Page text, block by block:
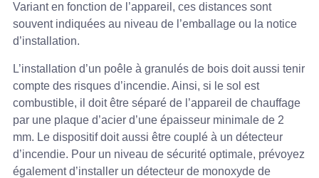
Variant en fonction de l’appareil, ces distances sont
souvent indiquées au niveau de l’emballage ou la notice
d’installation.
L’installation d’un poêle à granulés de bois doit aussi tenir
compte des risques d’incendie. Ainsi, si le sol est
combustible, il doit être séparé de l’appareil de chauffage
par une plaque d’acier d’une épaisseur minimale de 2
mm. Le dispositif doit aussi être couplé à un détecteur
d’incendie. Pour un niveau de sécurité optimale, prévoyez
également d’installer un détecteur de monoxyde de